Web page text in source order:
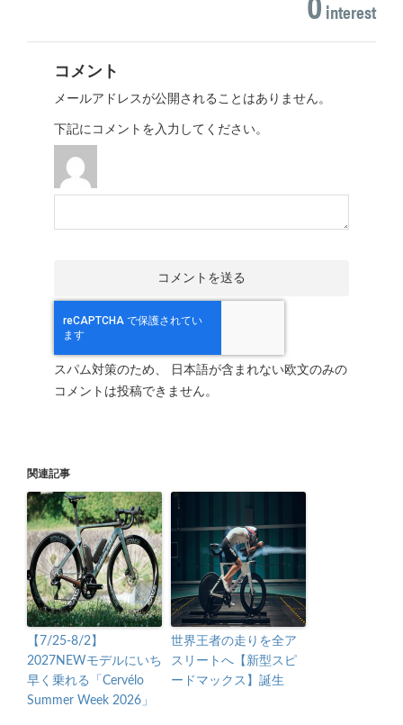
interest
コメント
メールアドレスが公開されることはありません。
下記にコメントを入力してください。
スパム対策のため、 日本語が含まれない欧文のみの
コメントは投稿できません。
関連記事
【7/25-8/2】
2027NEWモデルにいち
早く乗れる「Cervélo
Summer Week 2026」
世界王者の走りを全ア
スリートへ【新型スピ
ードマックス】誕生